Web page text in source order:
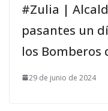
#Zulia |
pasantes un
los Bomberos
29 de junio de 2024